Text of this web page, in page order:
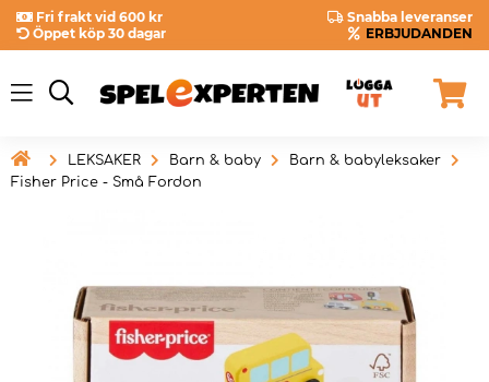
Fri frakt vid 600 kr
Snabba leveranser
Öppet köp 30 dagar
ERBJUDANDEN
 LEKSAKER Barn & baby
Barn & babyleksaker
Fisher Price - Små Fordon